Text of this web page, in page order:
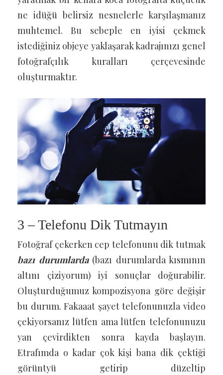
ne idüğü belirsiz nesnelerle karşılaşmanız
muhtemel. Bu sebeple en iyisi çekmek
istediğiniz objeye yaklaşarak kadrajınızı genel
fotoğrafçılık kuralları çerçevesinde
oluşturmaktır.
3 – Telefonu Dik Tutmayın
Fotoğraf çekerken cep telefonunu dik tutmak
bazı durumlarda(bazı durumlarda kısmının
altını çiziyorum) iyi sonuçlar doğurabilir.
Oluşturduğumuz kompozisyona göre değişir
bu durum. Fakaaat şayet telefonunuzla video
çekiyorsanız lütfen ama lütfen telefonunuzu
yan çevirdikten sonra kayda başlayın.
Etrafımda o kadar çok kişi bana dik çektiği
görüntyü getirip düzeltip